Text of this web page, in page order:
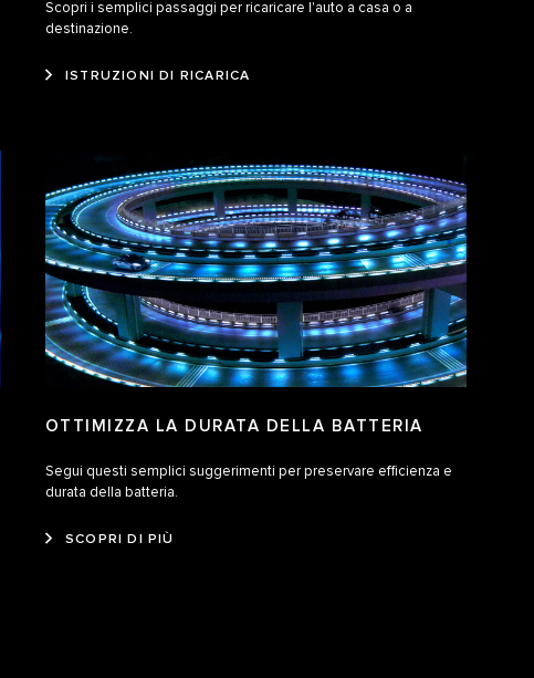
Scopri i semplici passaggi per ricaricare l'auto a casa o a
destinazione.
ISTRUZIONI DI RICARICA
OTTIMIZZA LA DURATA DELLA BATTERIA
Segui questi semplici suggerimenti per preservare efficienza e
durata della batteria.
SCOPRI DI PIÙ